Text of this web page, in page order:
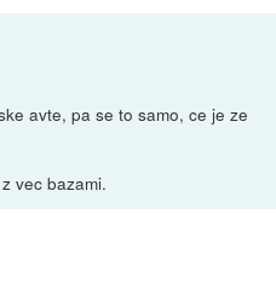
avte, pa se to samo, ce je ze
vec bazami.